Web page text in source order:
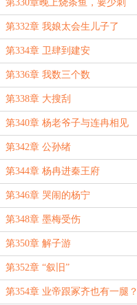
第330章晚上烧条鱼，要少刺
第332章 我娘太会生儿子了
第334章 卫肆到建安
第336章 我数三个数
第338章 大搜刮
第340章 杨老爷子与连冉相见
第342章 公孙绪
第344章 杨冉进秦王府
第346章 哭闹的杨宁
第348章 墨梅受伤
第350章 解子游
第352章 “叙旧”
第354章 业帝跟冢齐也有一腿？